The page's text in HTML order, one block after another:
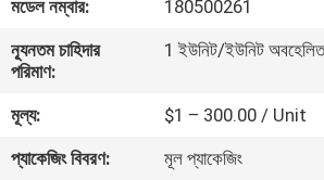
ভ্রমণ
নিয়ন্ত্রণ
মডেল নম্বার:
180500261
ন্যূনতম চাহিদার
পরিমাণ:
1 ইউনিট/ইউনিট
মূল্য:
$1 – 300.00 / Unit
প্যাকেজিং বিবরণ:
মূল প্যাকেজিং